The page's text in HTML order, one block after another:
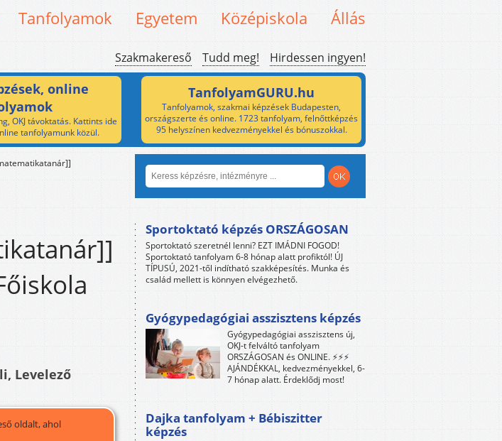
Tanfolyamok Egyetem Középiskola Állás
Szakmakereső Tudd meg! Hirdessen ingyen!
online
OKJ távoktatás. Kattints ide
tanfolyamunk közül.
TanfolyamGURU.hu
Tanfolyamok, szakmai képzések Budapesten,
országszerte és online. 1723 tanfolyam, felnőttképzés
95 helyszínen kedvezményekkel és bónuszokkal.
Levelező
oldalt, ahol
Sportoktató képzés ORSZÁGOSAN
Sportoktató szeretnél lenni? EZT IMÁDNI FOGOD!
Sportoktató tanfolyam 6-8 hónap alatt profiktól! ÚJ
TÍPUSÚ, 2021-től indítható szakképesítés. Munka és
család mellett is könnyen elvégezhető.
Gyógypedagógiai asszisztens képzés
Gyógypedagógiai asszisztens új,
OKJ-t felváltó tanfolyam
ORSZÁGOSAN és ONLINE. ⚡⚡⚡
AJÁNDÉKKAL, kedvezményekkel, 6-
7 hónap alatt. Érdeklődj most!
Dajka tanfolyam + Bébiszitter
képzés